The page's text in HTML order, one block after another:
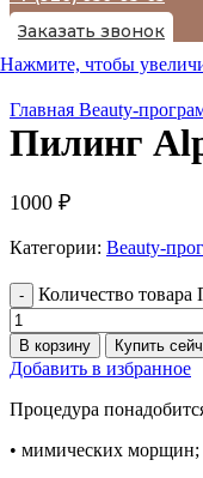
Заказать звонок
Нажмите, чтобы
Главная Beauty-
Пилинг
1000 ₽
Категории: Beauty-
Количество
В корзину Купить
Добавить в избранное
Процедура
• мимических морщин;